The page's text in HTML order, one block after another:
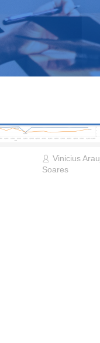
Vinicius
Soares